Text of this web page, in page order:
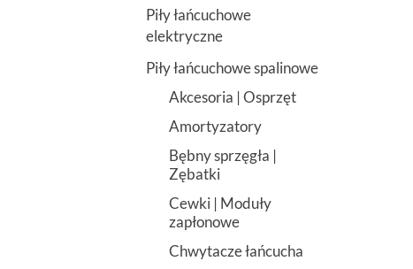
Piły łańcuchowe
elektryczne
Piły łańcuchowe spalinowe
Akcesoria | Osprzęt
Amortyzatory
Bębny sprzęgła |
Zębatki
Cewki | Moduły
zapłonowe
Chwytacze łańcucha